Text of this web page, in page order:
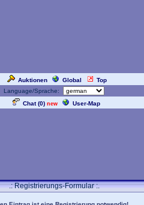
Auktionen Global Top
Language/Sprache:
Chat (0) new User-Map
.: Registrierungs-Formular :.